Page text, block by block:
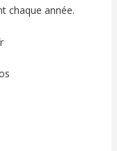
chaque année.